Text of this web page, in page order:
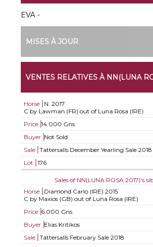
EVA -
MISES À JOUR
VENTES RELATIVES À NN(LUNA
Horse N. 2017
C by Lawman (FR) out of Luna Rosa (IRE)
Price 14.000 Gns
Buyer Not Sold
Sale
Tattersalls December Yearling Sale 2018
Lot
176
Sales of NN(LUNA ROSA 2017)'s
Horse
Diamond Carlo (IRE) 2015
C by Maxios (GB) out of Luna Rosa (IRE)
Price 6.000 Gns
Buyer Elias Kritikos
Sale
Tattersalls February Sale 2018